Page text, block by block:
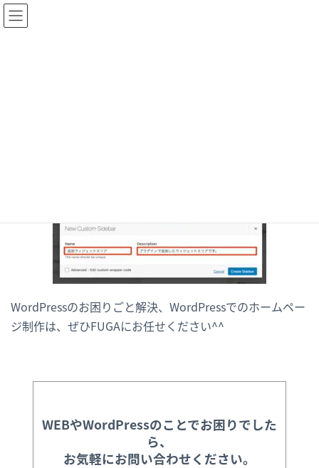
WordPressのお困りごと解決、WordPressでのホームペー
ジ制作は、ぜひFUGAにお任せください^^
WEBやWordPressのことでお困りでした
ら、
お気軽にお問い合わせください。